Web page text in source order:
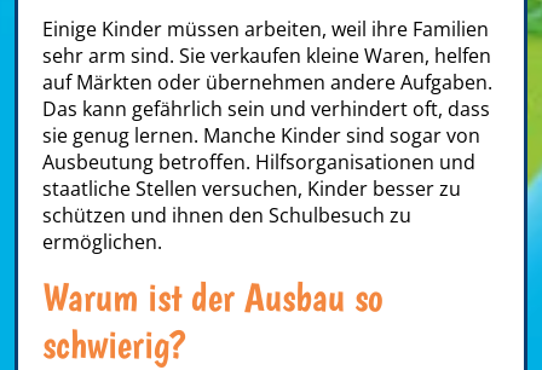
Einige Kinder müssen arbeiten, weil ihre Familien
sehr arm sind. Sie verkaufen kleine Waren, helfen
auf Märkten oder übernehmen andere Aufgaben.
Das kann gefährlich sein und verhindert oft, dass
sie genug lernen. Manche Kinder sind sogar von
Ausbeutung betroffen. Hilfsorganisationen und
staatliche Stellen versuchen, Kinder besser zu
schützen und ihnen den Schulbesuch zu
ermöglichen.
Warum ist der Ausbau so
schwierig?